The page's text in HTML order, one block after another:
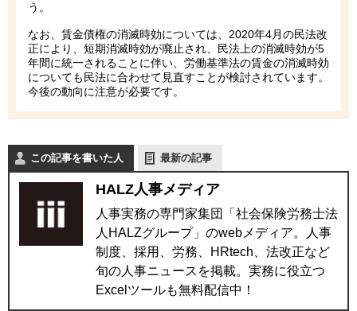
う。
なお、賃金債権の消滅時効については、2020年4月の民法改
正により、短期消滅時効が廃止され、民法上の消滅時効が5
年間に統一されることに伴い、労働基準法の賃金の消滅時効
についても民法に合わせて見直すことが検討されています。
今後の動向に注意が必要です。
この記事を書いた人 最新の記事
HALZ人事メディア
人事実務の専門家集団「社会保険労務士法
人HALZグループ」のwebメディア。人事
制度、採用、労務、HRtech、法改正など
旬の人事ニュースを掲載。実務に役立つ
Excelツールも無料配信中！